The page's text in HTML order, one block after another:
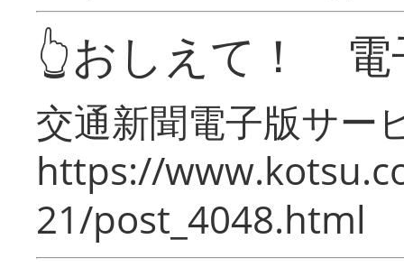
👆おしえて！ 電
交通新聞電子版サー
https://
21/post_4048.html